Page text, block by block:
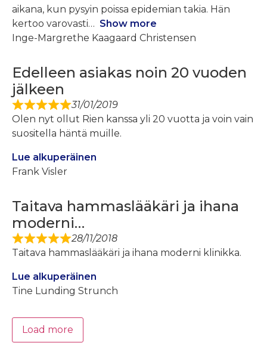
aikana, kun pysyin poissa epidemian takia. Hän
kertoo varovasti
Show more
Inge-Margrethe Kaagaard Christensen
Edelleen asiakas noin 20 vuoden
jälkeen
31/01/2019
Olen nyt ollut Rien kanssa yli 20 vuotta ja voin vain
suositella häntä muille.
Lue alkuperäinen
Frank Visler
Taitava hammaslääkäri ja ihana
moderni…
28/11/2018
Taitava hammaslääkäri ja ihana moderni klinikka.
Lue alkuperäinen
Tine Lunding Strunch
Load more